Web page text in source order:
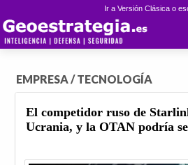
Ir a Versión Clásica o
EMPRESA / TECNOLOGÍA
El competidor ruso de
Ucrania, y la OTAN podría